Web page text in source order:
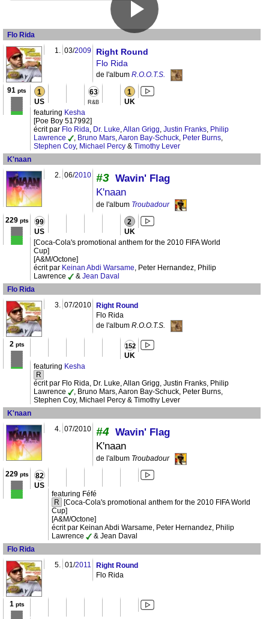
Flo Rida
1. 03/2009
Right Round
Flo Rida
de l'album R.O.O.T.S.
91 pts 1
US
63
R&B
1
UK
featuring Kesha
[Poe Boy 517992]
écrit par Flo Rida, Dr. Luke,Allan Grigg, Justin Franks, Philip
Lawrence
, Bruno Mars,Aaron Bay-Schuck, Peter Burns,
Stephen Coy, Michael Percy & Timothy Lever
K'naan
2. 06/2010 #3 Wavin' Flag
K'naan
de l'album Troubadour
229pts 99
US
2
UK
[Coca-Cola's promotional anthem for the 2010 FIFA World
Cup]
[A&M/Octone]
écrit par Keinan Abdi Warsame, Peter Hernandez, Philip
Lawrence
& Jean Daval
Flo Rida
3. 07/2010
Right Round
Flo Rida
de l'album R.O.O.T.S.
2 pts
152
UK
featuring Kesha
R
écrit par Flo Rida, Dr. Luke, Allan Grigg, Justin Franks, Philip
Lawrence
, Bruno Mars, Aaron Bay-Schuck, Peter Burns,
Stephen Coy, Michael Percy & Timothy Lever
K'naan
4. 07/2010 #4 Wavin' Flag
K'naan
de l'album Troubadour
229pts 82
US
featuring Féfé
R
[Coca-Cola's promotional anthem for the 2010 FIFA World
Cup]
[A&M/Octone]
écrit par Keinan Abdi Warsame, Peter Hernandez, Philip
Lawrence
& Jean Daval
Flo Rida
5. 01/2011
Right Round
Flo Rida
1 pts